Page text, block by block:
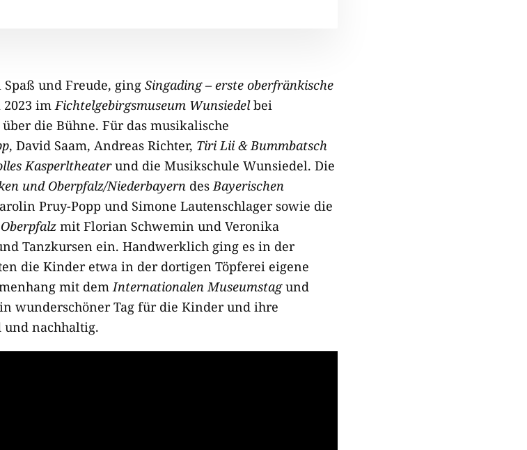
und Freude, ging Singading – erste oberfränkische
2023 imFichtelgebirgsmuseum Wunsiedelbei
die Bühne. Für das musikalische
, David Saam, Andreas Richter, Tiri Lii & Bummbatsch
Kasperltheaterund die Musikschule Wunsiedel. Die
und Oberpfalz/Niederbayern desBayerischen
Pruy-Popp und Simone Lautenschlager sowie die
mit Florian Schwemin und Veronika
Tanzkursen ein. Handwerklich ging es in der
die Kinder etwa in der dortigen Töpferei eigene
mit demInternationalen Museumstagund
wunderschöner Tag für die Kinder und ihre
nachhaltig.